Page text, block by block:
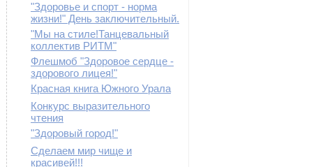
"Здоровье и спорт - норма
жизни!" День заключительный.
"Мы на стиле!Танцевальный
коллектив РИТМ"
Флешмоб "Здоровое сердце -
здорового лицея!"
Красная книга Южного Урала
Конкурс выразительного
чтения
"Здоровый город!"
Сделаем мир чище и
красивей!!!